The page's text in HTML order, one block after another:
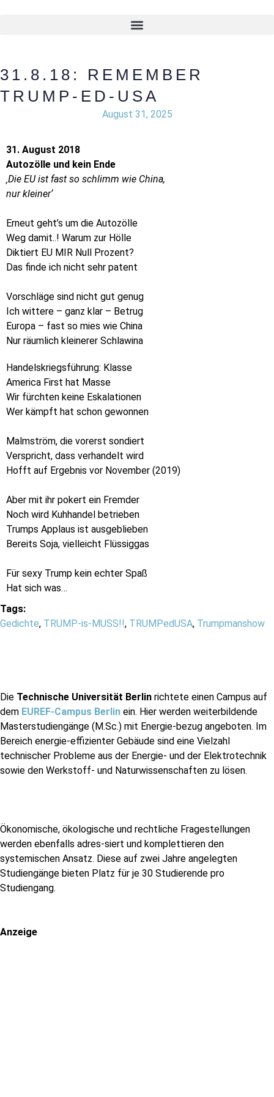
31.8.18: REMEMBER
TRUMP-ED-USA
August 31, 2025
31. August 2018
Autozölle und kein Ende
‚Die EU ist fast so schlimm wie China,
nur kleiner‘
Erneut geht’s um die Autozölle
Weg damit..! Warum zur Hölle
Diktiert EU MIR Null Prozent?
Das finde ich nicht sehr patent
Vorschläge sind nicht gut genug
Ich wittere – ganz klar – Betrug
Europa – fast so mies wie China
Nur räumlich kleinerer Schlawina
Handelskriegsführung: Klasse
America First hat Masse
Wir fürchten keine Eskalationen
Wer kämpft hat schon gewonnen
Malmström, die vorerst sondiert
Verspricht, dass verhandelt wird
Hofft auf Ergebnis vor November (2019)
Aber mit ihr pokert ein Fremder
Noch wird Kuhhandel betrieben
Trumps Applaus ist ausgeblieben
Bereits Soja, vielleicht Flüssiggas
Für sexy Trump kein echter Spaß
Hat sich was…
Tags:
Gedichte, TRUMP-is-MUSS!!, TRUMPedUSA, Trumpmanshow
Die Technische Universität Berlin richtete einen Campus auf
dem EUREF-Campus Berlin ein. Hier werden weiterbildende
Masterstudiengänge (M.Sc.) mit Energie-bezug angeboten. Im
Bereich energie-effizienter Gebäude sind eine Vielzahl
technischer Probleme aus der Energie- und der Elektrotechnik
sowie den Werkstoff- und Naturwissenschaften zu lösen.
Ökonomische, ökologische und rechtliche Fragestellungen
werden ebenfalls adres-siert und komplettieren den
systemischen Ansatz. Diese auf zwei Jahre angelegten
Studiengänge bieten Platz für je 30 Studierende pro
Studiengang.
Anzeige